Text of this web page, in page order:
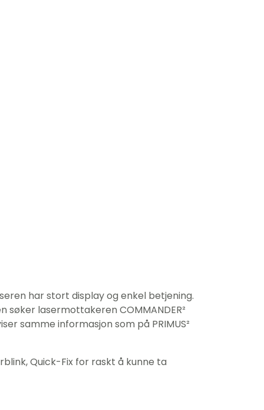
har stort display og enkel betjening.
søker lasermottakeren COMMANDER²
samme informasjon som på PRIMUS²
Quick-Fix for raskt å kunne ta